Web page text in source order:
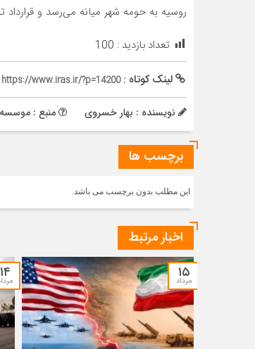
روسیه به حومه شهر میانه می‌رسد و قرارداد
تعداد بازدید : 100
لینک کوتاه :https://www.iras.ir/?p=14200
نویسنده : بهار خسروی منبع : موسسه
برچسب ها
این مطلب بدون برچسب می باشد.
اخبار مرتبط
۱۵
مرداد ۱۴